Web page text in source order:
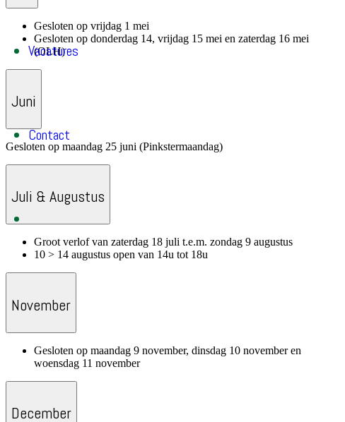
Vacatures
Contact
Gesloten op vrijdag 1 mei
Gesloten op donderdag 14, vrijdag 15 mei en zaterdag 16 mei
(OLH)
Juni
Gesloten op maandag 25 juni (Pinkstermaandag)
Juli & Augustus
Groot verlof van zaterdag 18 juli t.e.m. zondag 9 augustus
10 > 14 augustus open van 14u tot 18u
November
Gesloten op maandag 9 november, dinsdag 10 november en
woensdag 11 november
December